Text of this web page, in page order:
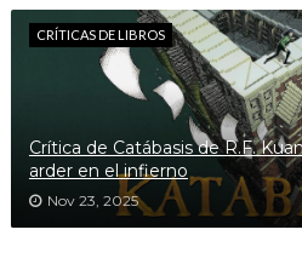
CRÍTICAS DE LIBROS
Crítica de Catábasis de R.F.
arder en el infierno
Nov 23, 2025